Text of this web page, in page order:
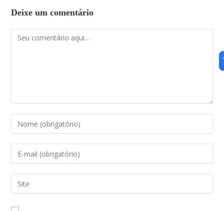
Deixe um comentário